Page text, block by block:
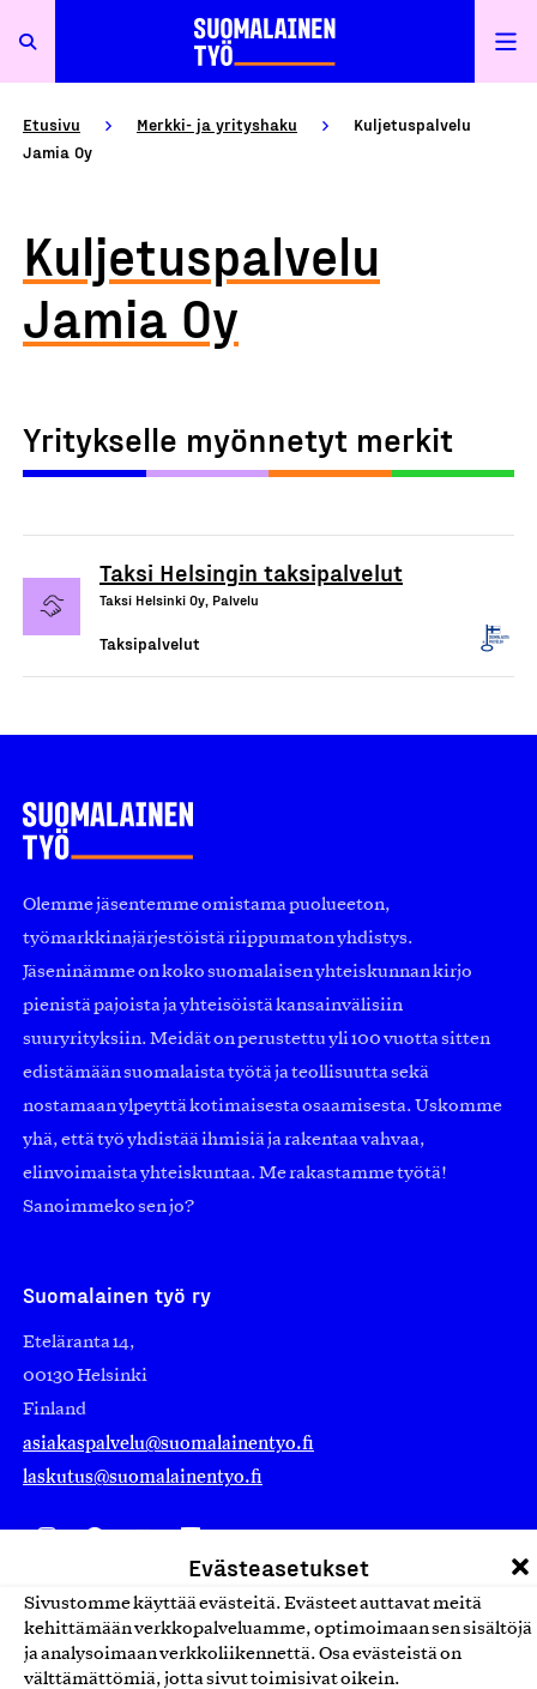
Evästeasetukset
Sivustomme käyttää evästeitä. Evästeet auttavat meitä
kehittämään verkkopalveluamme, optimoimaan sen sisältöjä
ja analysoimaan verkkoliikennettä. Osa evästeistä on
välttämättömiä, jotta sivut toimisivat oikein.
Etusivu Merkki- ja yrityshaku
Kuljetuspalvelu
Jamia Oy
Kuljetuspalvelu
Jamia Oy
Yritykselle myönnetyt merkit
Taksi Helsingin taksipalvelut
Taksi Helsinki Oy, Palvelu
Taksipalvelut
Olemme jäsentemme omistama puolueeton,
työmarkkinajärjestöistä riippumaton yhdistys.
Jäseninämme on koko suomalaisen yhteiskunnan kirjo
pienistä pajoista ja yhteisöistä kansainvälisiin
suuryrityksiin. Meidät on perustettu yli 100 vuotta sitten
edistämään suomalaista työtä ja teollisuutta sekä
nostamaan ylpeyttä kotimaisesta osaamisesta. Uskomme
yhä, että työ yhdistää ihmisiä ja rakentaa vahvaa,
elinvoimaista yhteiskuntaa. Me rakastamme työtä!
Sanoimmeko sen jo?
Suomalainen työ ry
Eteläranta 14,
00130 Helsinki
Finland
asiakaspalvelu@suomalainentyo.fi
laskutus@suomalainentyo.fi
Avainlippu